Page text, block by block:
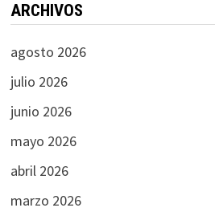
ARCHIVOS
agosto 2026
julio 2026
junio 2026
mayo 2026
abril 2026
marzo 2026